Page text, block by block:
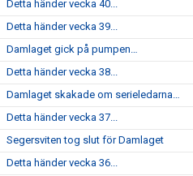
Detta händer vecka 40...
Detta händer vecka 39...
Damlaget gick på pumpen…
Detta händer vecka 38...
Damlaget skakade om serieledarna…
Detta händer vecka 37...
Segersviten tog slut för Damlaget
Detta händer vecka 36...